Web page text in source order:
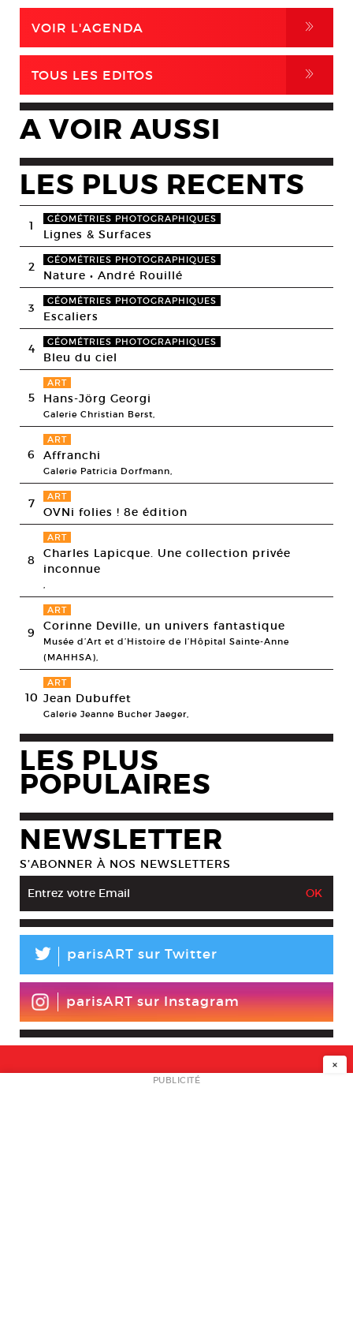
VOIR L'AGENDA ,
TOUS LES EDITOS ,
A VOIR AUSSI
LES PLUS RECENTS
1 GÉOMÉTRIES PHOTOGRAPHIQUES
Lignes & Surfaces
2 GÉOMÉTRIES PHOTOGRAPHIQUES
Nature • André Rouillé
3 GÉOMÉTRIES PHOTOGRAPHIQUES
Escaliers
4 GÉOMÉTRIES PHOTOGRAPHIQUES
Bleu du ciel
5
ART
Hans-Jörg Georgi
Galerie Christian Berst,
6
ART
Affranchi
Galerie Patricia Dorfmann,
7 ART
OVNi folies ! 8e édition
8
ART
Charles Lapicque. Une collection privée
inconnue
,
9
ART
Corinne Deville, un univers fantastique
Musée d’Art et d’Histoire de l’Hôpital Sainte-Anne
(MAHHSA),
10
ART
Jean Dubuffet
Galerie Jeanne Bucher Jaeger,
LES PLUS
POPULAIRES
NEWSLETTER
S’ABONNER À NOS NEWSLETTERS
L parisART sur Twitter
parisART sur Instagram
NEWSLETTER
×
PUBLICITÉ